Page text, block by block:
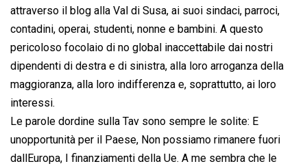
attraverso il blog alla Val di Susa, ai suoi sindaci, parroci,
contadini, operai, studenti, nonne e bambini. A questo
pericoloso focolaio di no global inaccettabile dai nostri
dipendenti di destra e di sinistra, alla loro arroganza della
maggioranza, alla loro indifferenza e, soprattutto, ai loro
interessi.
Le parole dordine sulla Tav sono sempre le solite: E
unopportunità per il Paese, Non possiamo rimanere fuori
dallEuropa, I finanziamenti della Ue. A me sembra che le